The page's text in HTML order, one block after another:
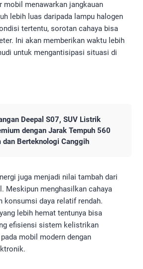
mobil menawarkan jangkauan
lebih luas daripada lampu halogen
tertentu, sorotan cahaya bisa
Ini akan memberikan waktu lebih
untuk mengantisipasi situasi di
Deepal S07, SUV Listrik
dengan Jarak Tempuh 560
dan Berteknologi Canggih
juga menjadi nilai tambah dari
Meskipun menghasilkan cahaya
konsumsi daya relatif rendah.
lebih hemat tentunya bisa
efisiensi sistem kelistrikan
mobil modern dengan